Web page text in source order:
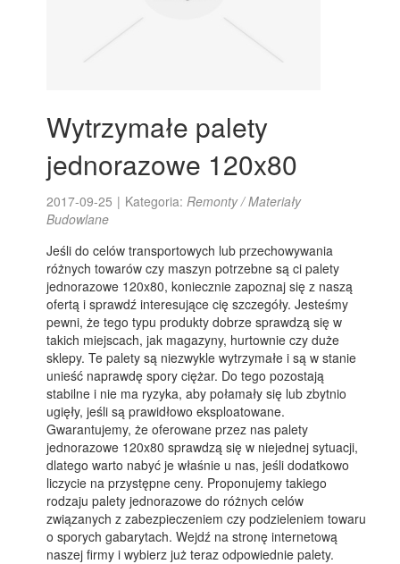
Wytrzymałe palety
jednorazowe 120x80
2017-09-25 | Kategoria:Remonty / Materiały
Budowlane
Jeśli do celów transportowych lub przechowywania
różnych towarów czy maszyn potrzebne są ci palety
jednorazowe 120x80, koniecznie zapoznaj się z naszą
ofertą i sprawdź interesujące cię szczegóły. Jesteśmy
pewni, że tego typu produkty dobrze sprawdzą się w
takich miejscach, jak magazyny, hurtownie czy duże
sklepy. Te palety są niezwykle wytrzymałe i są w stanie
unieść naprawdę spory ciężar. Do tego pozostają
stabilne i nie ma ryzyka, aby połamały się lub zbytnio
ugięły, jeśli są prawidłowo eksploatowane.
Gwarantujemy, że oferowane przez nas palety
jednorazowe 120x80 sprawdzą się w niejednej sytuacji,
dlatego warto nabyć je właśnie u nas, jeśli dodatkowo
liczycie na przystępne ceny. Proponujemy takiego
rodzaju palety jednorazowe do różnych celów
związanych z zabezpieczeniem czy podzieleniem towaru
o sporych gabarytach. Wejdź na stronę internetową
naszej firmy i wybierz już teraz odpowiednie palety.